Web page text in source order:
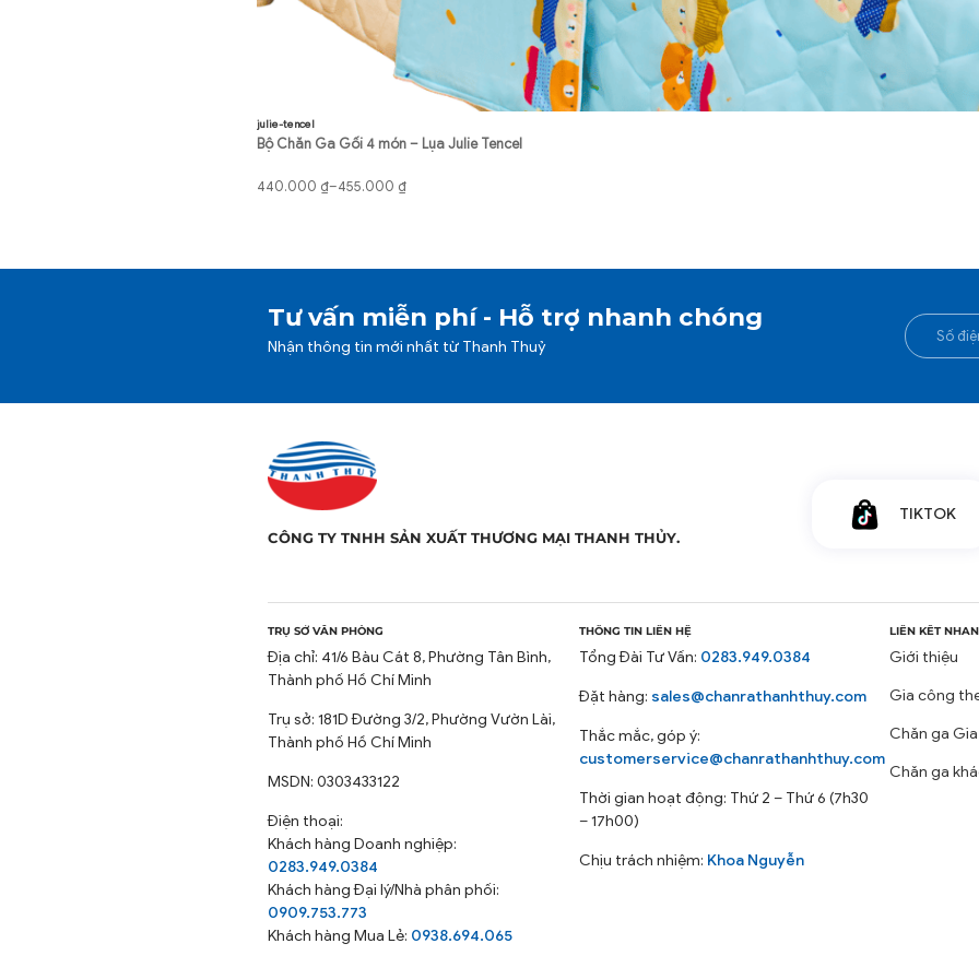
julie-tencel
Bộ Chăn Ga Gối 4 món – Lụa Julie Tencel
440.000 ₫–455.000 ₫
Khoảng
đến
Tư vấn miễn phí - Hỗ trợ nhanh chóng
Nhận thông tin mới nhất từ Thanh Thuỷ
CÔNG TY TNHH SẢN XUẤT THƯƠNG MẠI THANH THỦY.
TIKTOK
TRỤ SỞ VĂN PHÒNG
Địa chỉ: 41/6 Bàu Cát 8, Phường Tân Bình,
Thành phố Hồ Chí Minh
Trụ sở: 181D Đường 3/2, Phường Vườn Lài,
Thành phố Hồ Chí Minh
MSDN: 0303433122
Điện thoại:
Khách hàng Doanh nghiệp:
0283.949.0384
Khách hàngĐại lý/Nhà phân phối:
0909.753.773
Khách hàng Mua Lẻ: 0938.694.065
THÔNG TIN LIÊN HỆ
Tổng Đài Tư Vấn: 0283.949.0384
Đặt hàng: sales@chanrathanhthuy.com
Thắc mắc, góp ý:
customerservice@chanrathanhthuy.com
Thời gian hoạt động: Thứ 2 – Thứ 6 (7h30
– 17h00)
Chịu trách nhiệm: Khoa Nguyễn
LIÊN KẾT
Giới thiệu
Gia công
Chăn ga
Chăn ga